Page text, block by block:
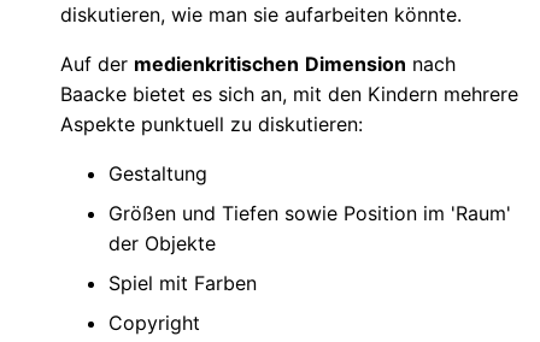
diskutieren, wie man sie aufarbeiten könnte.
Auf der medienkritischen Dimension nach
Baacke bietet es sich an, mit den Kindern mehrere
Aspekte punktuell zu diskutieren:
Gestaltung
Größen und Tiefen sowie Position im 'Raum'
der Objekte
Spiel mit Farben
Copyright